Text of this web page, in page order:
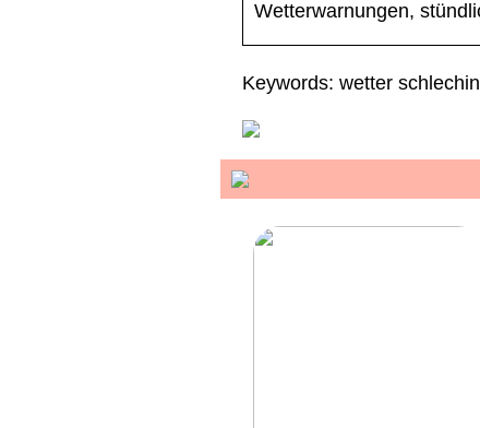
Wetterwarnungen,
Keywords: wetter